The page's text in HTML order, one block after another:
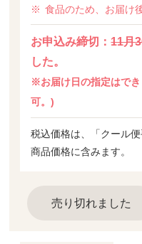
食品のため、お届け
お申込み締切：11月
した。
※お届け日の指定はで
可。)
税込価格は、「クール
商品価格に含みます。
売り切れました